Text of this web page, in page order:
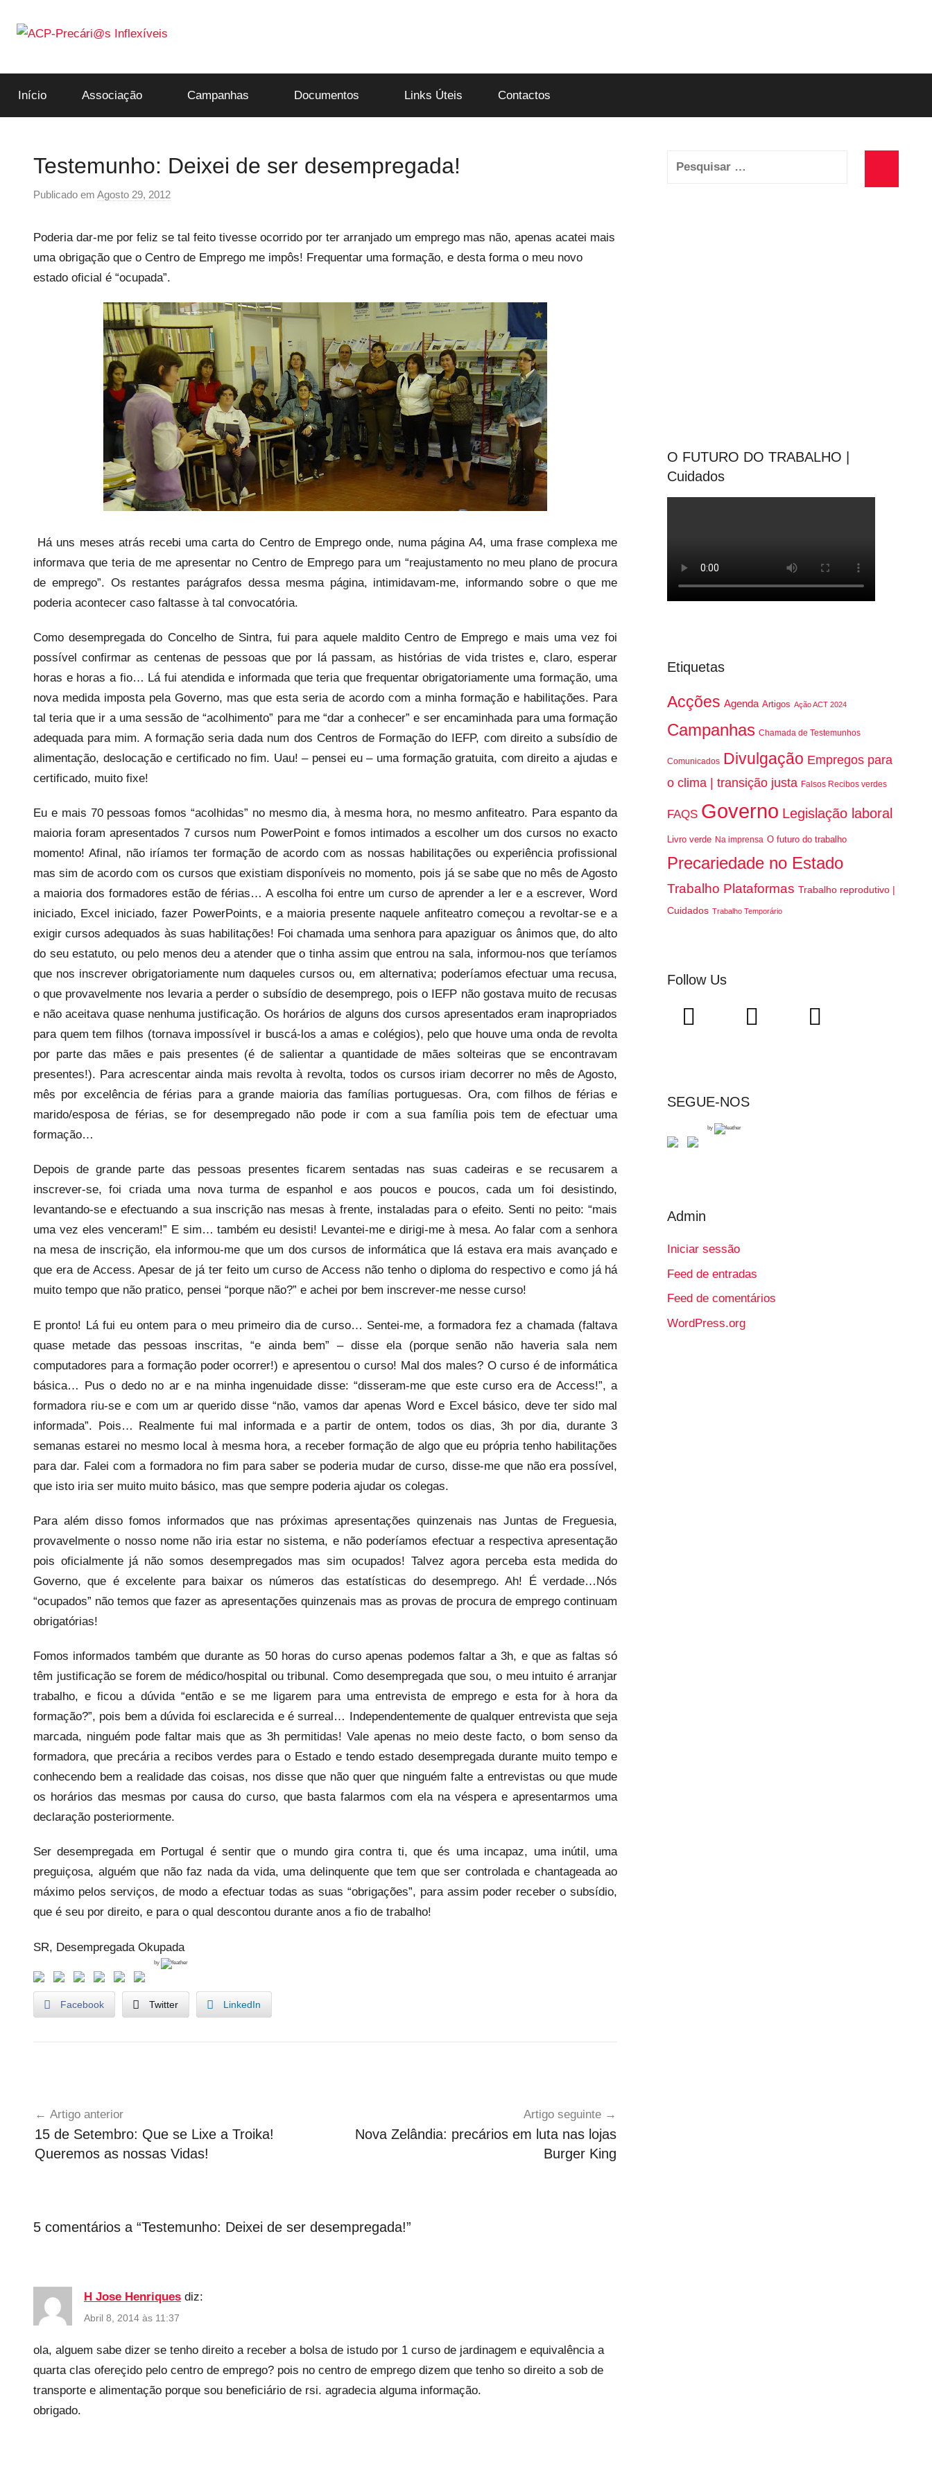
para
ACP-
Precári@s
Início Associação Campanhas Documentos Links Úteis Contactos
Testemunho: Deixei de ser desempregada!
Publicado em Agosto 29, 2012
c
r
i
o
s
i
n
x
v
Poderia dar-me por feliz se tal feito tivesse ocorrido por ter arranjado um emprego mas não, apenas acatei mais
uma obrigação que o Centro de Emprego me impôs! Frequentar uma formação, e desta forma o meu novo
estado oficial é “ocupada”.
Há uns meses atrás recebi uma carta do Centro de Emprego onde, numa página A4, uma frase complexa me
informava que teria de me apresentar no Centro de Emprego para um “reajustamento no meu plano de procura
de emprego”. Os restantes parágrafos dessa mesma página, intimidavam-me, informando sobre o que me
poderia acontecer caso faltasse à tal convocatória.
Como desempregada do Concelho de Sintra, fui para aquele maldito Centro de Emprego e mais uma vez foi
possível confirmar as centenas de pessoas que por lá passam, as histórias de vida tristes e, claro, esperar
horas e horas a fio… Lá fui atendida e informada que teria que frequentar obrigatoriamente uma formação, uma
nova medida imposta pela Governo, mas que esta seria de acordo com a minha formação e habilitações. Para
tal teria que ir a uma sessão de “acolhimento” para me “dar a conhecer” e ser encaminhada para uma formação
adequada para mim. A formação seria dada num dos Centros de Formação do IEFP, com direito a subsídio de
alimentação, deslocação e certificado no fim. Uau! – pensei eu – uma formação gratuita, com direito a ajudas e
certificado, muito fixe!
Eu e mais 70 pessoas fomos “acolhidas” no mesmo dia, à mesma hora, no mesmo anfiteatro. Para espanto da
maioria foram apresentados 7 cursos num PowerPoint e fomos intimados a escolher um dos cursos no exacto
momento! Afinal, não iríamos ter formação de acordo com as nossas habilitações ou experiência profissional
mas sim de acordo com os cursos que existiam disponíveis no momento, pois já se sabe que no mês de Agosto
a maioria dos formadores estão de férias… A escolha foi entre um curso de aprender a ler e a escrever, Word
iniciado, Excel iniciado, fazer PowerPoints, e a maioria presente naquele anfiteatro começou a revoltar-se e a
exigir cursos adequados às suas habilitações! Foi chamada uma senhora para apaziguar os ânimos que, do alto
do seu estatuto, ou pelo menos deu a atender que o tinha assim que entrou na sala, informou-nos que teríamos
que nos inscrever obrigatoriamente num daqueles cursos ou, em alternativa; poderíamos efectuar uma recusa,
o que provavelmente nos levaria a perder o subsídio de desemprego, pois o IEFP não gostava muito de recusas
e não aceitava quase nenhuma justificação. Os horários de alguns dos cursos apresentados eram inapropriados
para quem tem filhos (tornava impossível ir buscá-los a amas e colégios), pelo que houve uma onda de revolta
por parte das mães e pais presentes (é de salientar a quantidade de mães solteiras que se encontravam
presentes!). Para acrescentar ainda mais revolta à revolta, todos os cursos iriam decorrer no mês de Agosto,
mês por excelência de férias para a grande maioria das famílias portuguesas. Ora, com filhos de férias e
marido/esposa de férias, se for desempregado não pode ir com a sua família pois tem de efectuar uma
formação…
Depois de grande parte das pessoas presentes ficarem sentadas nas suas cadeiras e se recusarem a
inscrever-se, foi criada uma nova turma de espanhol e aos poucos e poucos, cada um foi desistindo,
levantando-se e efectuando a sua inscrição nas mesas à frente, instaladas para o efeito. Senti no peito: “mais
uma vez eles venceram!” E sim… também eu desisti! Levantei-me e dirigi-me à mesa. Ao falar com a senhora
na mesa de inscrição, ela informou-me que um dos cursos de informática que lá estava era mais avançado e
que era de Access. Apesar de já ter feito um curso de Access não tenho o diploma do respectivo e como já há
muito tempo que não pratico, pensei “porque não?” e achei por bem inscrever-me nesse curso!
E pronto! Lá fui eu ontem para o meu primeiro dia de curso… Sentei-me, a formadora fez a chamada (faltava
quase metade das pessoas inscritas, “e ainda bem” – disse ela (porque senão não haveria sala nem
computadores para a formação poder ocorrer!) e apresentou o curso! Mal dos males? O curso é de informática
básica… Pus o dedo no ar e na minha ingenuidade disse: “disseram-me que este curso era de Access!”, a
formadora riu-se e com um ar querido disse “não, vamos dar apenas Word e Excel básico, deve ter sido mal
informada”. Pois… Realmente fui mal informada e a partir de ontem, todos os dias, 3h por dia, durante 3
semanas estarei no mesmo local à mesma hora, a receber formação de algo que eu própria tenho habilitações
para dar. Falei com a formadora no fim para saber se poderia mudar de curso, disse-me que não era possível,
que isto iria ser muito muito básico, mas que sempre poderia ajudar os colegas.
Para além disso fomos informados que nas próximas apresentações quinzenais nas Juntas de Freguesia,
provavelmente o nosso nome não iria estar no sistema, e não poderíamos efectuar a respectiva apresentação
pois oficialmente já não somos desempregados mas sim ocupados! Talvez agora perceba esta medida do
Governo, que é excelente para baixar os números das estatísticas do desemprego. Ah! É verdade…Nós
“ocupados” não temos que fazer as apresentações quinzenais mas as provas de procura de emprego continuam
obrigatórias!
Fomos informados também que durante as 50 horas do curso apenas podemos faltar a 3h, e que as faltas só
têm justificação se forem de médico/hospital ou tribunal. Como desempregada que sou, o meu intuito é arranjar
trabalho, e ficou a dúvida “então e se me ligarem para uma entrevista de emprego e esta for à hora da
formação?”, pois bem a dúvida foi esclarecida e é surreal… Independentemente de qualquer entrevista que seja
marcada, ninguém pode faltar mais que as 3h permitidas! Vale apenas no meio deste facto, o bom senso da
formadora, que precária a recibos verdes para o Estado e tendo estado desempregada durante muito tempo e
conhecendo bem a realidade das coisas, nos disse que não quer que ninguém falte a entrevistas ou que mude
os horários das mesmas por causa do curso, que basta falarmos com ela na véspera e apresentarmos uma
declaração posteriormente.
Ser desempregada em Portugal é sentir que o mundo gira contra ti, que és uma incapaz, uma inútil, uma
preguiçosa, alguém que não faz nada da vida, uma delinquente que tem que ser controlada e chantageada ao
máximo pelos serviços, de modo a efectuar todas as suas “obrigações”, para assim poder receber o subsídio,
que é seu por direito, e para o qual descontou durante anos a fio de trabalho!
SR, Desempregada Okupada
by
Facebook Twitter LinkedIn
s
e
h
artigos
Artigo anterior
15 de Setembro: Que se Lixe a Troika!
Queremos as nossas Vidas!
Artigo seguinte
Nova Zelândia: precários em luta nas lojas
Burger King
5 comentários a “Testemunho: Deixei de ser desempregada!”
H Jose Henriques diz:
Abril 8, 2014 às 11:37
ola, alguem sabe dizer se tenho direito a receber a bolsa de istudo por 1 curso de jardinagem e equivalência a
quarta clas ofereçido pelo centro de emprego? pois no centro de emprego dizem que tenho so direito a sob de
transporte e alimentação porque sou beneficiário de rsi. agradecia alguma informação.
obrigado.
Pesquisar
O FUTURO DO TRABALHO |
Cuidados
Etiquetas
Acções Agenda Artigos Ação ACT 2024
Campanhas Chamada de Testemunhos
Comunicados Divulgação Empregos para
o clima | transição justa Falsos Recibos verdes
FAQS Governo Legislação laboral
Livro verde Na imprensa O futuro do trabalho
Precariedade no Estado
Trabalho Plataformas Trabalho reprodutivo |
Cuidados Trabalho Temporário
Follow Us
SEGUE-NOS
by
Admin
Iniciar sessão
Feed de entradas
Feed de comentários
WordPress.org